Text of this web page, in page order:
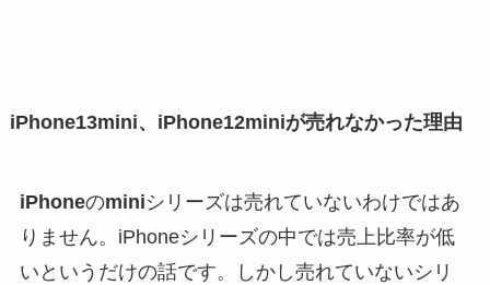
iPhone13mini、iPhone12miniが売れなかった理由
iPhoneのminiシリーズは売れていないわけではあ
りません。iPhoneシリーズの中では売上比率が低
いというだけの話です。しかし売れていないシリ